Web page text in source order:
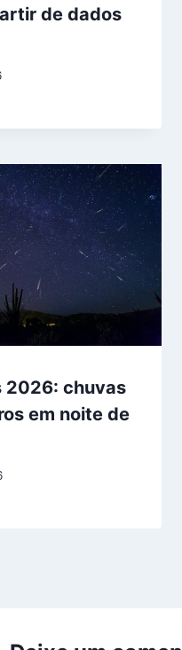
de dados
2026: chuvas
em noite de